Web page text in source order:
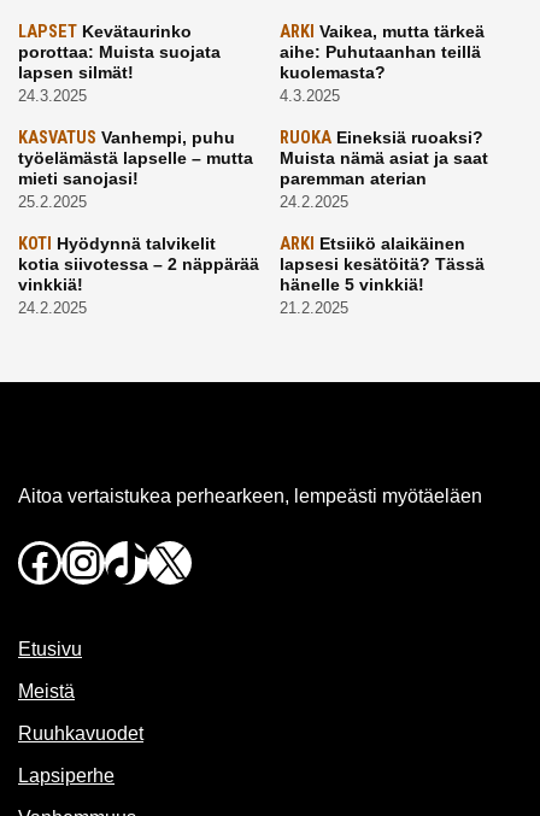
LAPSET Kevätaurinko
porottaa: Muista suojata
lapsen silmät!
24.3.2025
ARKI Vaikea, mutta tärkeä
aihe: Puhutaanhan teillä
kuolemasta?
4.3.2025
KASVATUS Vanhempi, puhu
työelämästä lapselle – mutta
mieti sanojasi!
25.2.2025
RUOKAEineksiä ruoaksi?
Muista nämä asiat ja saat
paremman aterian
24.2.2025
KOTI Hyödynnä talvikelit
kotia siivotessa – 2 näppärää
vinkkiä!
24.2.2025
ARKI Etsiikö alaikäinen
lapsesi kesätöitä? Tässä
hänelle 5 vinkkiä!
21.2.2025
Aitoa vertaistukea perhearkeen, lempeästi myötäeläen
Facebook
Instagram
TikTok
X
Etusivu
Meistä
Ruuhkavuodet
Lapsiperhe